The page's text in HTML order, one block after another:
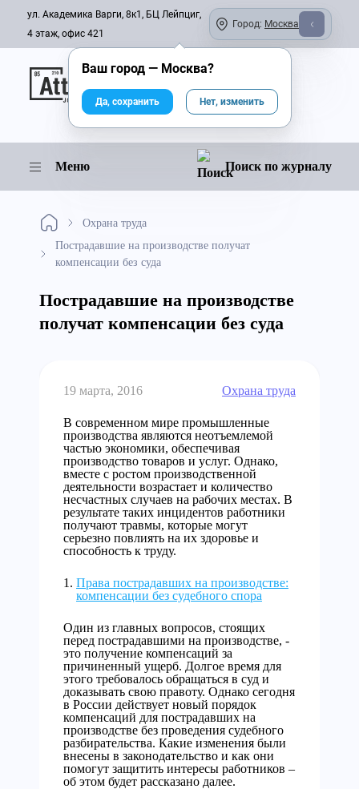
ул. Академика Варги, 8к1, БЦ Лейпциг,
4 этаж, офис 421
Город: Москва
Онлайн-журнал
Меню Поиск по журналу
Охрана труда
Пострадавшие на производстве получат
компенсации без суда
Пострадавшие на производстве
получат компенсации без суда
19 марта, 2016 Охрана труда
В современном мире промышленные
производства являются неотъемлемой
частью экономики, обеспечивая
производство товаров и услуг. Однако,
вместе с ростом производственной
деятельности возрастает и количество
несчастных случаев на рабочих местах. В
результате таких инцидентов работники
получают травмы, которые могут
серьезно повлиять на их здоровье и
способность к труду.
Права пострадавших на производстве:
компенсации без судебного спора
Один из главных вопросов, стоящих
перед пострадавшими на производстве, -
это получение компенсаций за
причиненный ущерб. Долгое время для
этого требовалось обращаться в суд и
доказывать свою правоту. Однако сегодня
в России действует новый порядок
компенсаций для пострадавших на
производстве без проведения судебного
разбирательства. Какие изменения были
внесены в законодательство и как они
помогут защитить интересы работников –
об этом будет рассказано далее.
Ваш город — Москва?
Да, сохранить Нет, изменить